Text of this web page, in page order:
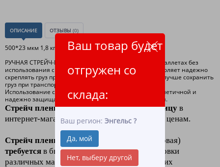
Ваш товар будет
отгружен со
склада:
Ваш регион:Энгельс ?
Да, мой
Нет, выберу другой
ОПИСАНИЕ ОТЗЫВЫ (0)
500*23 мкм 1,8 кг , 1,98 брутто , 170 метров
РУЧНАЯ СТРЕЙЧ-ПЛЕНКА для упаковки продукции на паллетах без
использования специального оборудования. что позволяет надежно
скреплять груз при паллетировании, и как следствие, лучше сохранить
груз при транспортировке.
Использование стрейч — плёнки делает упаковку герметичной и
надежно защищает груз от повреждения, загрязнения.
Стрейч пленка 23 микрон оптом и в розницу в
интернет-магазине "ЛидерТекс"по низким ценам.
Стрейч пленка
купить (пленка полиэтиленовая)
требуется в быту и в производстве для упаковки
различных материалов с целью сохранения их